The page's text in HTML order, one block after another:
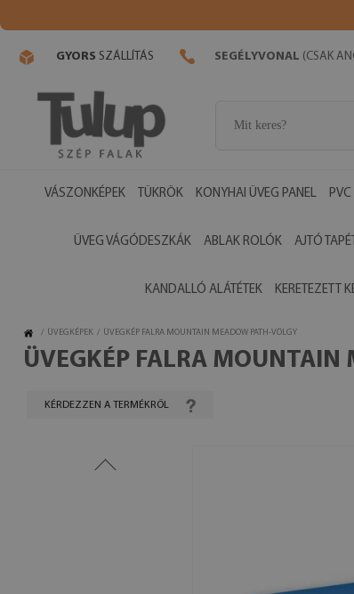
GYORS SZÁLLÍTÁS SEGÉLYVONAL (CSAK
VÁSZONKÉPEK TÜKRÖK KONYHAI ÜVEG PANEL PVC
ÜVEG VÁGÓDESZKÁK ABLAK ROLÓK AJTÓ
KANDALLÓ ALÁTÉTEK KERETEZETT
/ ÜVEGKÉPEK / ÜVEGKÉP FALRA MOUNTAIN MEADOW PATH-VÖLGY
ÜVEGKÉP FALRA MOUNTAIN
KÉRDEZZEN A TERMÉKRŐL